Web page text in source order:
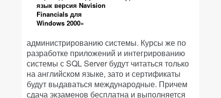
язык версия Navision
Financials для
Windows 2000»
администрированию системы. Курсы же по
разработке приложений и интегрированию
системы с SQL Server будут читаться только
на английском языке, зато и сертификаты
будут выдаваться международные. Причем
сдача экзаменов бесплатна и выполняется